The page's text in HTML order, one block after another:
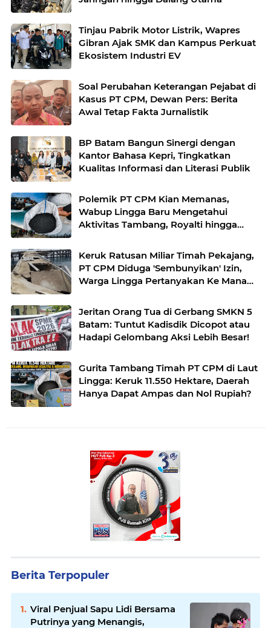
Tinjau Pabrik Motor Listrik, Wapres
Gibran Ajak SMK dan Kampus Perkuat
Ekosistem Industri EV
Soal Perubahan Keterangan Pejabat di
Kasus PT CPM, Dewan Pers: Berita
Awal Tetap Fakta Jurnalistik
BP Batam Bangun Sinergi dengan
Kantor Bahasa Kepri, Tingkatkan
Kualitas Informasi dan Literasi Publik
Polemik PT CPM Kian Memanas,
Wabup Lingga Baru Mengetahui
Aktivitas Tambang, Royalti hingga
Keruk Ratusan Miliar Timah Pekajang,
PT CPM Diduga 'Sembunyikan' Izin,
Warga Lingga Pertanyakan Ke Mana
Jeritan Orang Tua di Gerbang SMKN 5
Batam: Tuntut Kadisdik Dicopot atau
Hadapi Gelombang Aksi Lebih Besar!
Gurita Tambang Timah PT CPM di Laut
Lingga: Keruk 11.550 Hektare, Daerah
Hanya Dapat Ampas dan Nol Rupiah?
Berita Terpopuler
Viral Penjual Sapu Lidi Bersama
Putrinya yang Menangis,